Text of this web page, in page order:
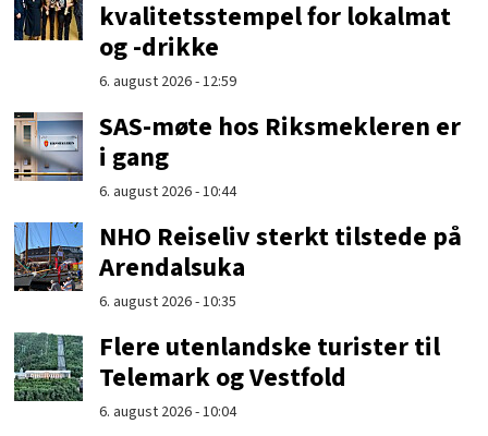
kvalitetsstempel for lokalmat
og -drikke
6. august 2026 - 12:59
SAS-møte hos Riksmekleren er
i gang
6. august 2026 - 10:44
NHO Reiseliv sterkt tilstede på
Arendalsuka
6. august 2026 - 10:35
Flere utenlandske turister til
Telemark og Vestfold
6. august 2026 - 10:04